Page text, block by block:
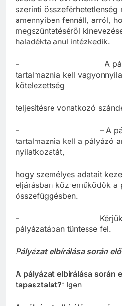
szerinti összeférhetetlenség
amennyiben fennáll, arról,
megszüntetéséről
haladéktalanul intézkedik.
– A
tartalmaznia kell
kötelezettség
teljesítésre vonatkozó
– – A
tartalmaznia kell a pályázó
nyilatkozatát,
hogy személyes adatait
eljárásban közreműködők a
összefüggésben.
– Kérjük
pályázatában tüntesse fel.
Pályázat elbírálása során
A pályázat elbírálása során
tapasztalat?: Igen